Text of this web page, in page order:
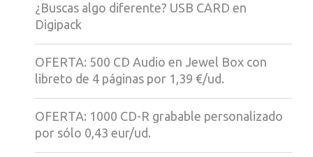
¿Buscas algo diferente? USB CARD en
Digipack
OFERTA: 500 CD Audio en Jewel Box con
libreto de 4 páginas por 1,39 €/ud.
OFERTA: 1000 CD-R grabable personalizado
por sólo 0,43 eur/ud.